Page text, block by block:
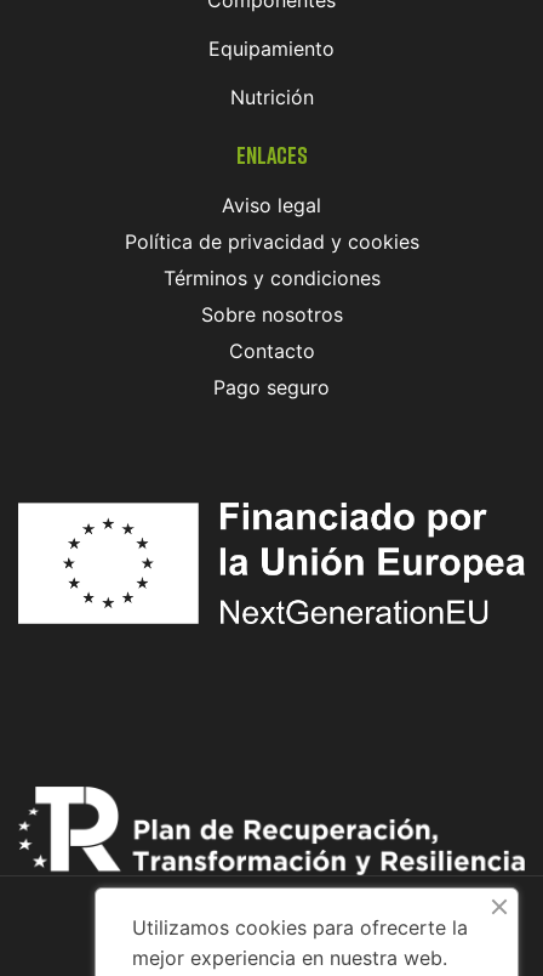
Equipamiento
Nutrición
Enlaces
Aviso legal
Política de privacidad y cookies
Términos y condiciones
Sobre nosotros
Contacto
Pago seguro
Utilizamos cookies para ofrecerte la
mejor experiencia en nuestra web.